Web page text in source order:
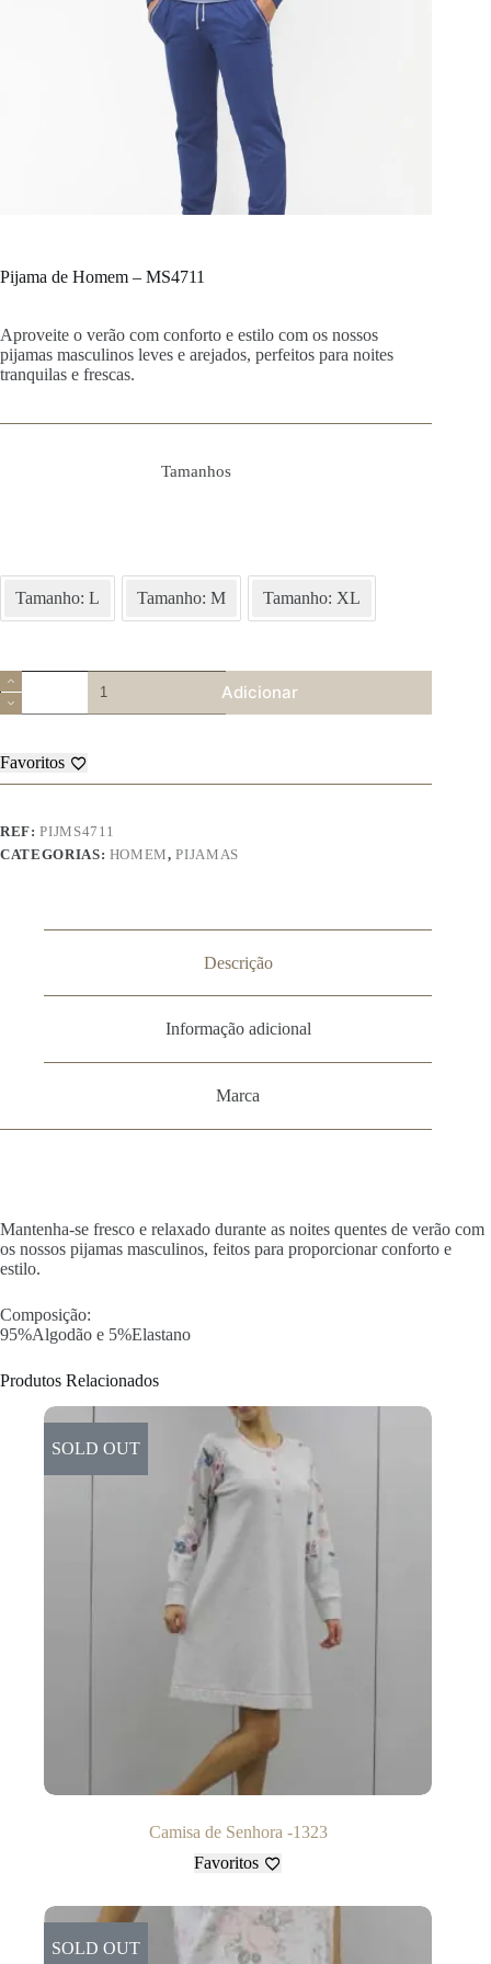
Pijama de Homem – MS4711
Aproveite o verão com conforto e estilo com os nossos
pijamas masculinos leves e arejados, perfeitos para noites
tranquilas e frescas.
Tamanhos
Tamanho: L Tamanho: M Tamanho: XL
Quantidade
de
Pijama
Homem
–
MS4711
Adicionar
Favoritos
REF:PIJMS4711
CATEGORIAS: HOMEM,PIJAMAS
Descrição
Informação adicional
Marca
Mantenha-se fresco e relaxado durante as noites quentes de verão com
os nossos pijamas masculinos, feitos para proporcionar conforto e
estilo.
Composição:
95%Algodão e 5%Elastano
Produtos Relacionados
SOLD OUT
Camisa de Senhora -1323
Favoritos
SOLD OUT